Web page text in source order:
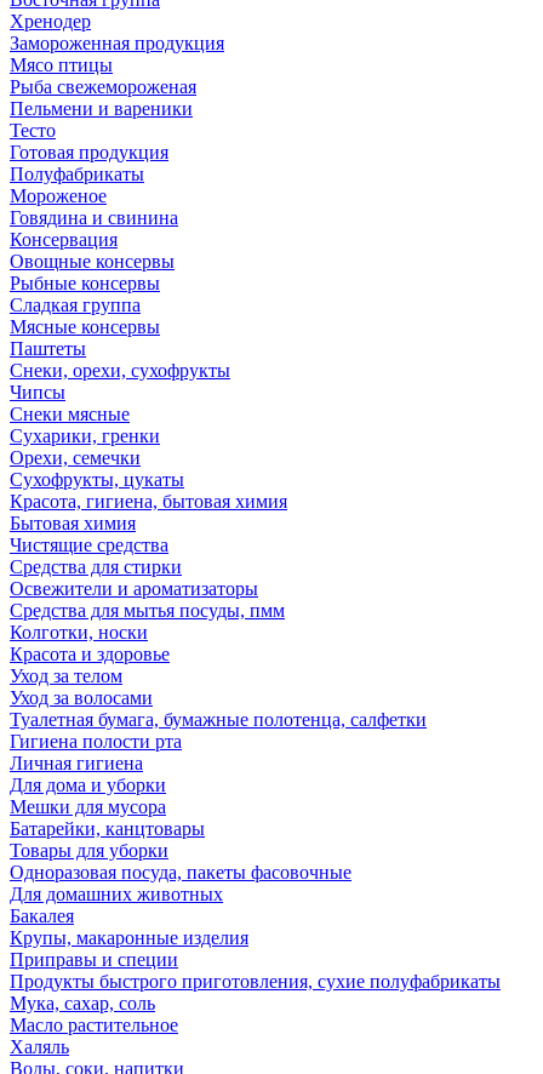
Хренодер
Замороженная продукция
Мясо птицы
Рыба свежемороженая
Пельмени и вареники
Тесто
Готовая продукция
Полуфабрикаты
Мороженое
Говядина и свинина
Консервация
Овощные консервы
Рыбные консервы
Сладкая группа
Мясные консервы
Паштеты
Снеки, орехи, сухофрукты
Чипсы
Снеки мясные
Сухарики, гренки
Орехи, семечки
Сухофрукты, цукаты
Красота, гигиена, бытовая химия
Бытовая химия
Чистящие средства
Средства для стирки
Освежители и ароматизаторы
Средства для мытья посуды, пмм
Колготки, носки
Красота и здоровье
Уход за телом
Уход за волосами
Туалетная бумага, бумажные полотенца, салфетки
Гигиена полости рта
Личная гигиена
Для дома и уборки
Мешки для мусора
Батарейки, канцтовары
Товары для уборки
Одноразовая посуда, пакеты фасовочные
Для домашних животных
Бакалея
Крупы, макаронные изделия
Приправы и специи
Продукты быстрого приготовления, сухие полуфабрикаты
Мука, сахар, соль
Масло растительное
Халяль
Воды, соки, напитки